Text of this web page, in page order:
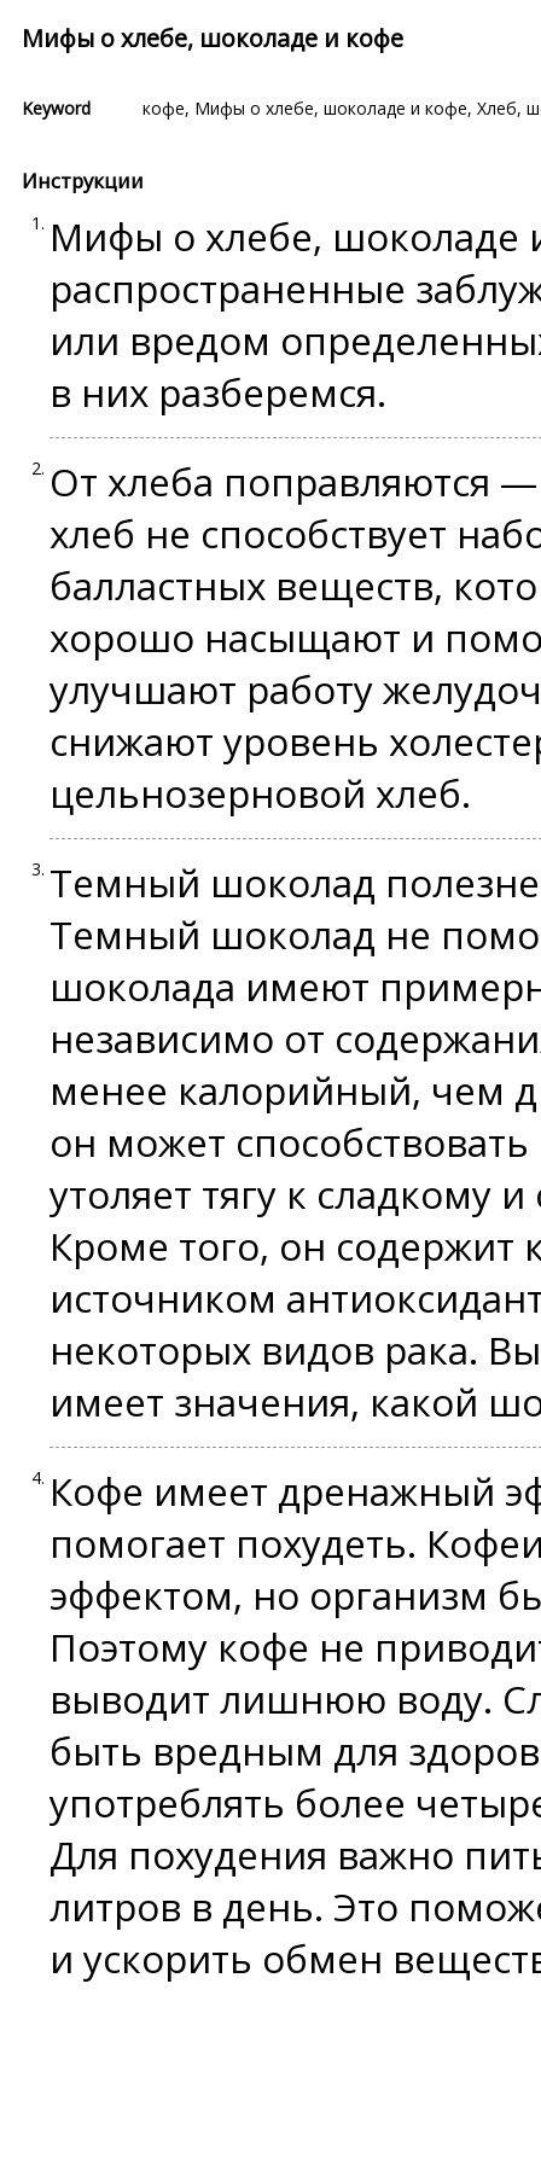
Мифы о хлебе, шоколаде и кофе
Keyword кофе, Мифы о хлебе, шоколаде и кофе, Хлеб,
Инструкции
Мифы о хлебе, шоколаде
распространенные
или вредом
в них разберемся.
От хлеба поправляются
хлеб не способствует
балластных веществ,
хорошо насыщают и
улучшают работу
снижают уровень
цельнозерновой хлеб.
Темный шоколад
Темный шоколад не
шоколада имеют
независимо от
менее калорийный, чем
он может
утоляет тягу к сладкому
Кроме того, он содержит
источником
некоторых видов рака.
имеет значения, какой
Кофе имеет дренажный
помогает похудеть.
эффектом, но организм
Поэтому кофе не
выводит лишнюю воду.
быть вредным для
употреблять более
Для похудения важно
литров в день. Это
и ускорить обмен